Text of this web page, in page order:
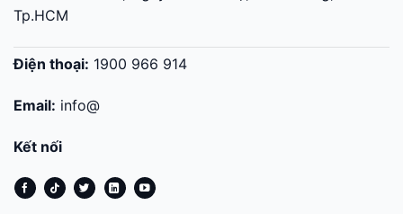
Tp.HCM
Điện thoại: 1900 966 914
Email: info@
Kết nối